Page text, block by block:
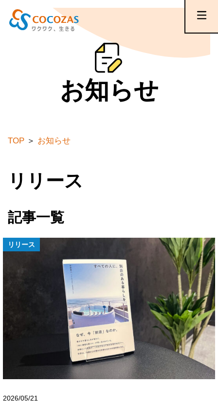
お知らせ
TOP お知らせ
リリース
記事一覧
2026/05/21
リリース